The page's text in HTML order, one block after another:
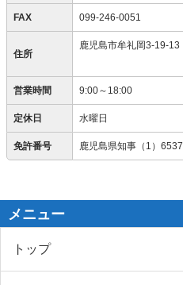
FAX 099-246-0051
住所
鹿児島市牟礼岡3-19-13
営業時間 9:00～18:00
定休日 水曜日
免許番号 鹿児島県知事（1）6537
メニュー
トップ